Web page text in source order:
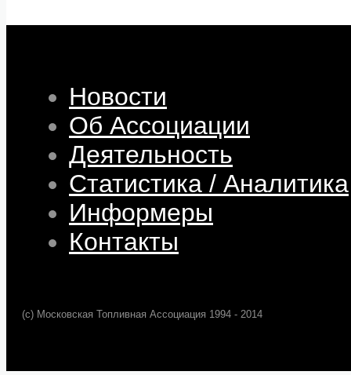
Новости
Об Ассоциации
Деятельность
Статистика / Аналитика
Информеры
Контакты
(c) Московская Топливная Ассоциация 1994 - 2014